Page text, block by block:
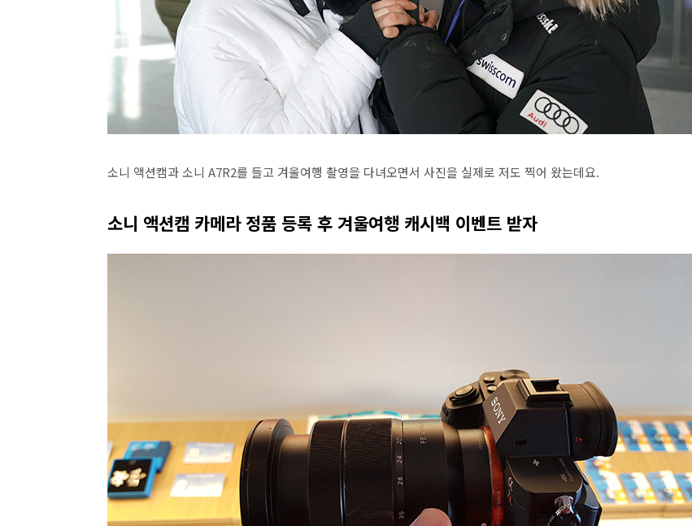
소니 액션캠과 소니 A7R2를 들고 겨울여행 촬영을 다녀오면서 사진을 실제로 저도 찍어 왔는데요.
소니 액션캠 카메라 정품 등록 후 겨울여행 캐시백 이벤트 받자